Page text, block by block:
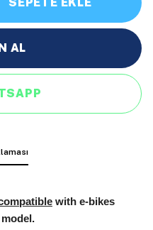
AL
with e-bikes